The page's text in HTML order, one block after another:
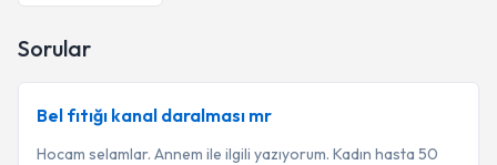
Sorular
Bel fıtığı kanal daralması mr
Hocam selamlar. Annem ile ilgili yazıyorum. Kadın hasta 50